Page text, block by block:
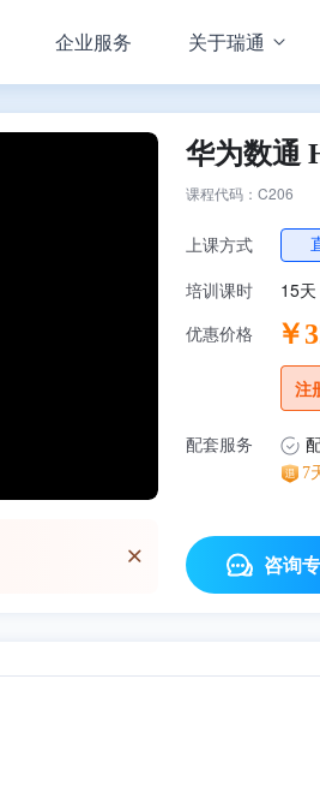
企业服务 关于瑞通
华为数通
课程代码：C206
上课方式
培训课时 15天
优惠价格 ￥
注
配套服务
7
咨询